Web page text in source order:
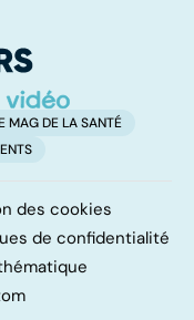
MAG DE LA SANTÉ
des cookies
de confidentialité